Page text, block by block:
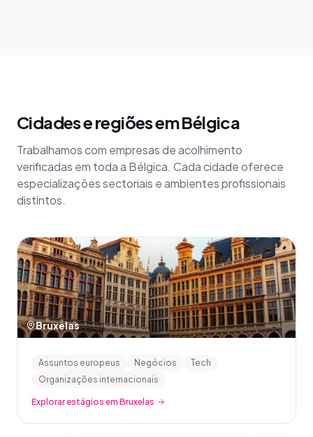
Cidades e regiões em Bélgica
Trabalhamos com empresas de acolhimento
verificadas em toda a Bélgica. Cada cidade oferece
especializações sectoriais e ambientes profissionais
distintos.
Bruxelas
Assuntos europeus Negócios
Tech
Organizações internacionais
Explorar estágios em Bruxelas